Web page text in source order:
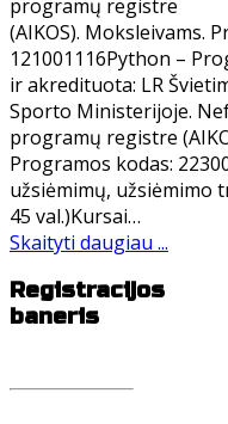
programų registre
(AIKOS). Moksleivams.
121001116Python –
ir akredituota: LR
Sporto Ministerijoje.
programų registre
Programos kodas:
užsiėmimų, užsiėmimo
45 val.)Kursai…
Skaityti daugiau ...
Registracijos
baneris